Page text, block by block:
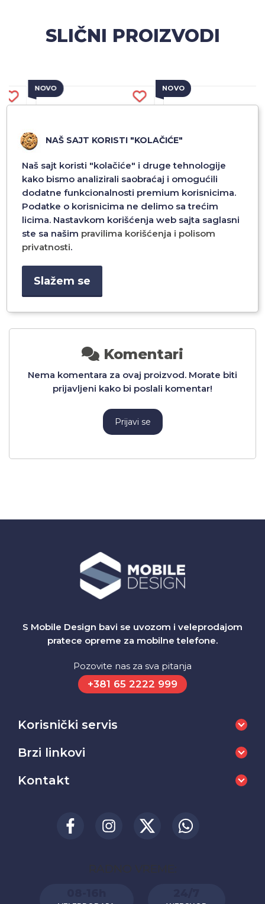
SLIČNI PROIZVODI
NOVO
FOLIJA ZA ZASTITU
EKRANA CERAMIC NANO
GLASS ZA XIAOMI 14T CRNA
NOVO
FOLIJA ZA ZASTITU
EKRANA CERAMIC NANO
GLASS ZA SAMSUNG S25
Komentari
Nema komentara za ovaj proizvod. Morate biti
prijavljeni kako bi poslali komentar!
Prijavi se
S Mobile Design bavi se uvozom i veleprodajom
pratece opreme za mobilne telefone.
Pozovite nas za sva pitanja
+381 65 2222 999
Korisnički servis
Brzi linkovi
Kontakt
RADNO VREME:
NAŠ SAJT KORISTI "KOLAČIĆE"
Naš sajt koristi "kolačiće" i druge tehnologije
kako bismo analizirali saobraćaj i omogućili
dodatne funkcionalnosti premium korisnicima.
Podatke o korisnicima ne delimo sa trećim
licima. Nastavkom korišćenja web sajta saglasni
ste sa našim pravilima korišćenja i polisom
privatnosti.
Slažem se